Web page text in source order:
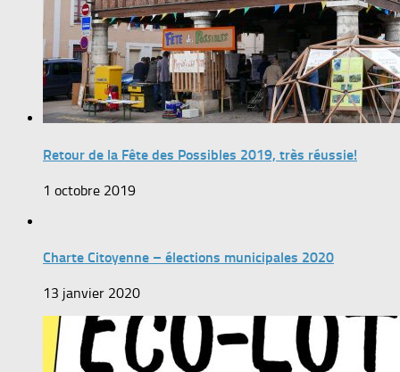
Retour de la Fête des Possibles 2019, très réussie!
1 octobre 2019
Charte Citoyenne – élections municipales 2020
13 janvier 2020